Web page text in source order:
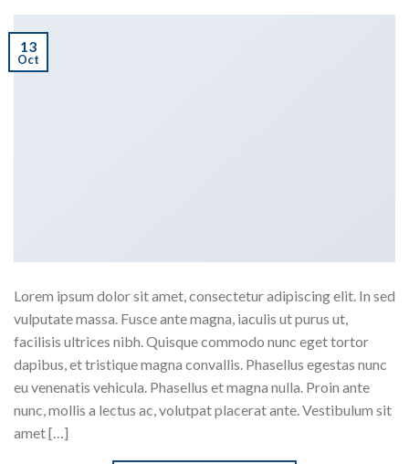
13
Oct
Lorem ipsum dolor sit amet, consectetur adipiscing elit. In sed
vulputate massa. Fusce ante magna, iaculis ut purus ut,
facilisis ultrices nibh. Quisque commodo nunc eget tortor
dapibus, et tristique magna convallis. Phasellus egestas nunc
eu venenatis vehicula. Phasellus et magna nulla. Proin ante
nunc, mollis a lectus ac, volutpat placerat ante. Vestibulum sit
amet […]